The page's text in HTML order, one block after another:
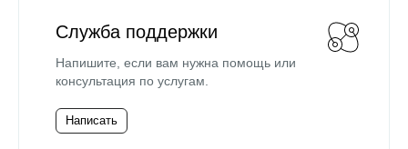
Служба поддержки
Напишите, если вам нужна помощь или
консультация по услугам.
Написать